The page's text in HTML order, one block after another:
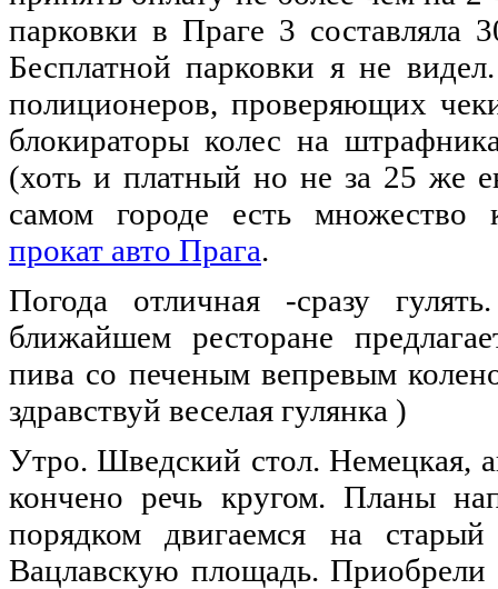
парковки в Праге 3
Бесплатной парковки яне
полиционеров, проверяющих
блокираторы колесна
(хоть и платный но не за 25 же
самом городе есть множество
прокат авто Прага.
Погода
отличная -сразу
ближайшем ресторане
пива со печеным вепревым
здравствуй веселая гулянка )
Утро. Шведский стол. Немецкая,
кончено речь кругом. Планы
порядком двигаемся на
Вацлавскую площадь.